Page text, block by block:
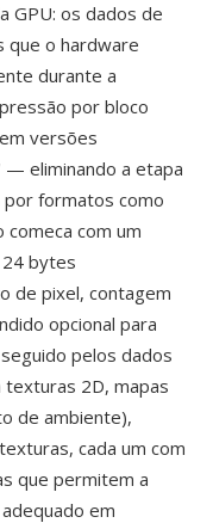
GPU: os dados de
que o hardware
durante a
por bloco
versões
— eliminando a etapa
por formatos como
comeca com um
bytes
de pixel, contagem
opcional para
pelos dados
2D, mapas
de ambiente),
cada um com
que permitem a
em